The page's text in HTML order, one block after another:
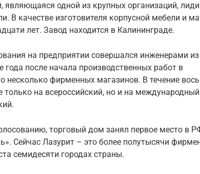
являющаяся одной из крупных организаций,
В качестве изготовителя корпусной мебели и
лет. Завод находится в Калининграде.
на предприятии совершался инженерами из
года после начала производственных работ в
несколько фирменных магазинов. В течение
только на всероссийский, но и на
торговый дом занял первое место в
Сейчас Лазурит – это более полутысячи
семидесяти городах страны.